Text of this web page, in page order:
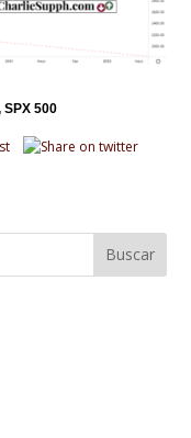
SPX 500